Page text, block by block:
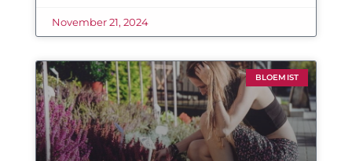
November 21, 2024
BLOEMIST